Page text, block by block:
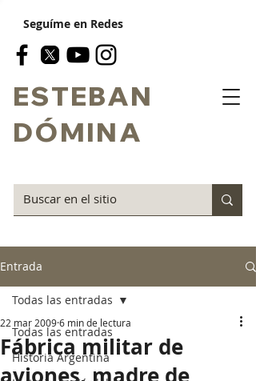
ESTEBAN
DÓMINA
Seguíme en Redes
Entrada
Todas las entradas
Historia Argentina
Todas las entradas
Fábrica militar de
22 mar 20096 min de lectura